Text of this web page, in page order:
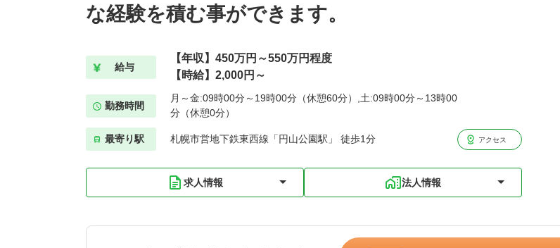
な経験を積む事ができます。
給与
【年収】450万円～550万円程度
【時給】2,000円～
勤務時間
月～金:09時00分～19時00分（休憩60分）,土:09時00分～13時00
分（休憩0分）
最寄り駅 札幌市営地下鉄東西線「円山公園駅」 徒歩1分 アクセス
求人情報 法人情報